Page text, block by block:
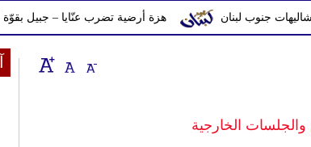
هزة أرضية تضرب عنّايا – جبيل بقوّة 2.8 درجات على مقياس ريختر جنوب لبنان
والجلسات الخارجية